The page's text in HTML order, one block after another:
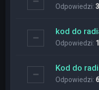
Odpowiedzi:3
kod do
Odpowiedzi: 1
Kod do
Odpowiedzi: